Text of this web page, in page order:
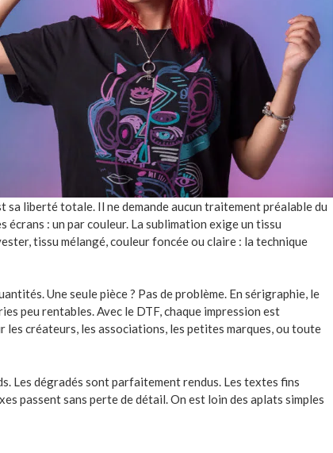
sa liberté totale. Il ne demande aucun traitement préalable du
écrans : un par couleur. La sublimation exige un tissu
tissu mélangé, couleur foncée ou claire : la technique
Une seule pièce ? Pas de problème. En sérigraphie, le
peu rentables. Avec le DTF, chaque impression est
les créateurs, les associations, les petites marques, ou toute
Les dégradés sont parfaitement rendus. Les textes fins
passent sans perte de détail. On est loin des aplats simples